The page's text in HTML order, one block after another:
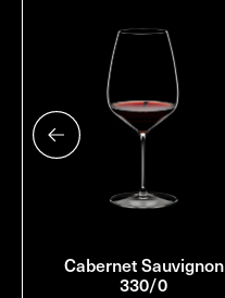
Cabernet Sauvignon
330/0